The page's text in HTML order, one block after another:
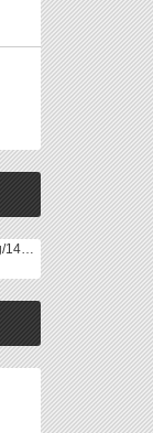
world-weather.ru/pogoda/russia/yekaterinburg/14days/